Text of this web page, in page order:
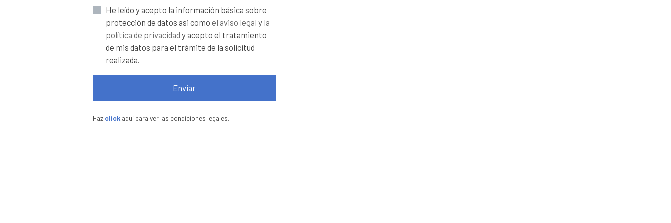
He leído y acepto la información básica sobre
protección de datos asi como el aviso legal y la
política de privacidad y acepto el tratamiento
de mis datos para el trámite de la solicitud
realizada.
Enviar
Haz click aquí para ver las condiciones legales.